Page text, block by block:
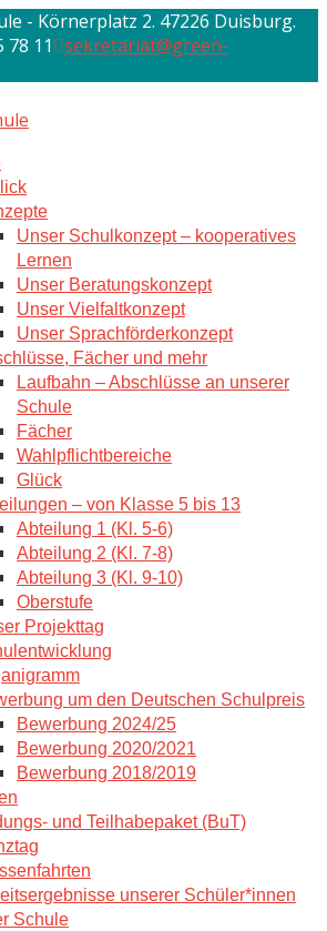
- Körnerplatz 2. 47226 Duisburg.
78 11 sekretariat@green-
Unser Schulkonzept – kooperatives
Lernen
Unser Beratungskonzept
Unser Vielfaltkonzept
Unser Sprachförderkonzept
Fächer und mehr
Laufbahn – Abschlüsse an unserer
Schule
Fächer
Wahlpflichtbereiche
Glück
– von Klasse 5 bis 13
Abteilung 1 (Kl. 5-6)
Abteilung 2 (Kl. 7-8)
Abteilung 3 (Kl. 9-10)
Oberstufe
Projekttag
um den Deutschen Schulpreis
Bewerbung 2024/25
Bewerbung 2020/2021
Bewerbung 2018/2019
und Teilhabepaket (BuT)
unserer Schüler*innen
Schule